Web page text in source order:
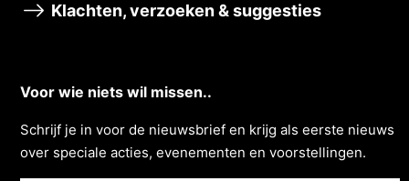
Klachten, verzoeken & suggesties
Voor wie niets wil missen..
Schrĳf je in voor de nieuwsbrief en krĳg als eerste nieuws
over speciale acties, evenementen en voorstellingen.